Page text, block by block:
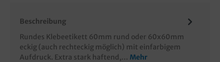
Beschreibung
Rundes Klebeetikett 60mm rund oder 60x60mm
eckig (auch rechteckig möglich) mit einfarbigem
Aufdruck. Extra stark haftend,… Mehr